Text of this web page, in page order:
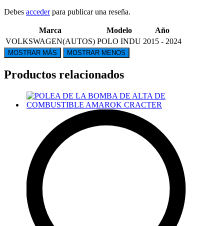
Debes accederpara publicar una reseña.
Marca Modelo
Año
VOLKSWAGEN(AUTOS) POLO INDU 2015 - 2024
Productos relacionados